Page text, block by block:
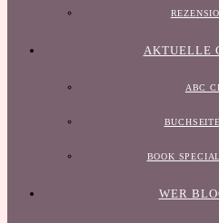
AKTUELLE
ABC
BOOK
WER